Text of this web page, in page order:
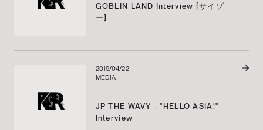
GOBLIN LAND Interview [サイゾ
ー]
2019/04/22
MEDIA
JP THE WAVY - "HELLO ASIA!"
Interview